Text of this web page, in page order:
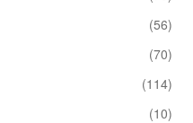
(56)
(70)
(114)
(10)